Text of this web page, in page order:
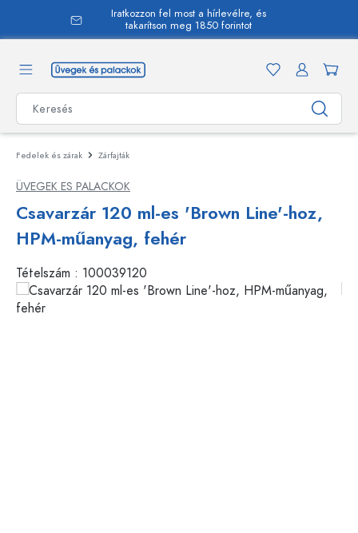
Iratkozzon fel most a hírlevélre, és
takarítson meg 1850 forintot
Fedelek és zárak Zárfajták
ÜVEGEK ES PALACKOK
Csavarzár 120 ml-es 'Brown Line'-hoz,
HPM-műanyag, fehér
Tételszám : 100039120